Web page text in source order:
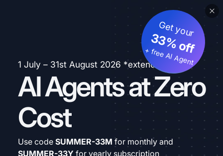
1 July – 31st August 2026 *extended
AI Agents at Zero
Cost
Get your
33% off
+ free AI Agent
Use code SUMMER-33M for monthly and
SUMMER-33Y for yearly subscription